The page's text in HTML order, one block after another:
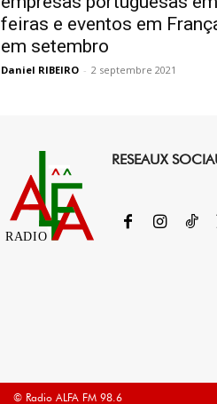
feiras e eventos em
em setembro
Daniel RIBEIRO - 2 septembre 2021
RADIO
RESEAUX
© Radio ALFA FM 98.6